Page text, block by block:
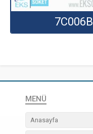
7C006B
MENÜ
Anasayfa